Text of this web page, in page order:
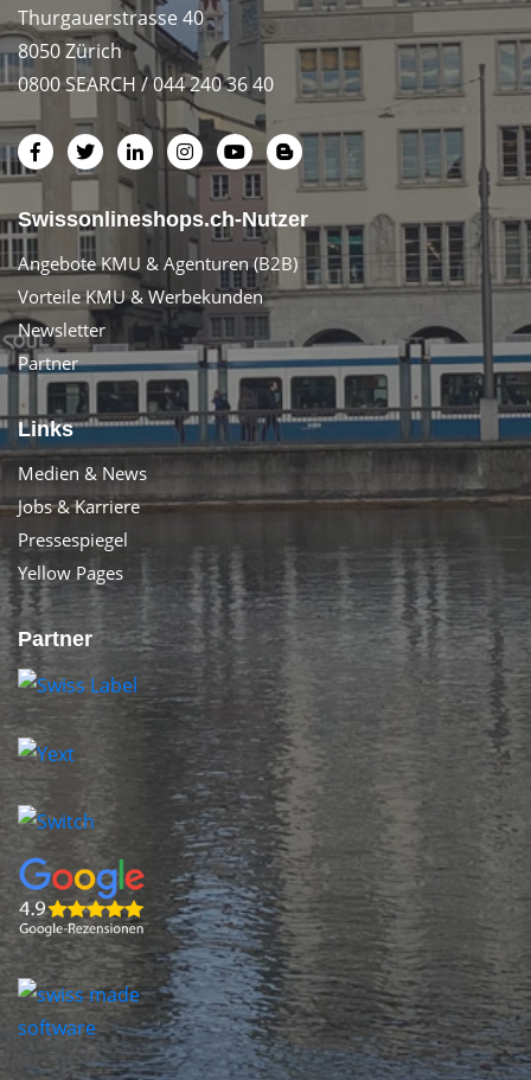
Thurgauerstrasse 40
8050 Zürich
0800 SEARCH / 044 240 36 40
Swissonlineshops.ch-Nutzer
Angebote KMU & Agenturen (B2B)
Vorteile KMU & Werbekunden
Newsletter
Partner
Links
Medien & News
Jobs & Karriere
Pressespiegel
Yellow Pages
Partner